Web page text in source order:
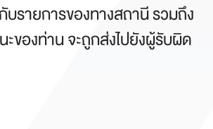
รายการของทางสถานี รวมถึง
ของท่าน จะถูกส่งไปยังผู้รับผิด